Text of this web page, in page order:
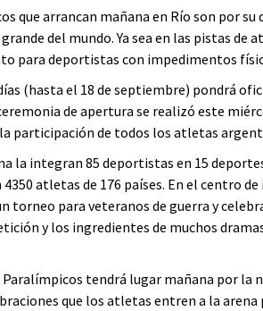
que arrancan mañana en Río son por
del mundo. Ya sea en las pistas de
para deportistas con impedimentos
(hasta el 18 de septiembre) pondrá
de apertura se realizó este
participación de todos los atletas
la integran 85 deportistas en 15
atletas de 176 países. En el centro
torneo para veteranos de guerra y
y los ingredientes de muchos
tendrá lugar mañana por la
que los atletas entren a la